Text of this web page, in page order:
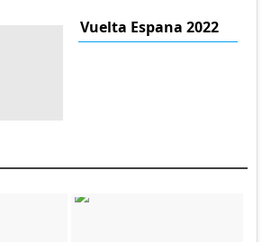
Vuelta Espana 2022